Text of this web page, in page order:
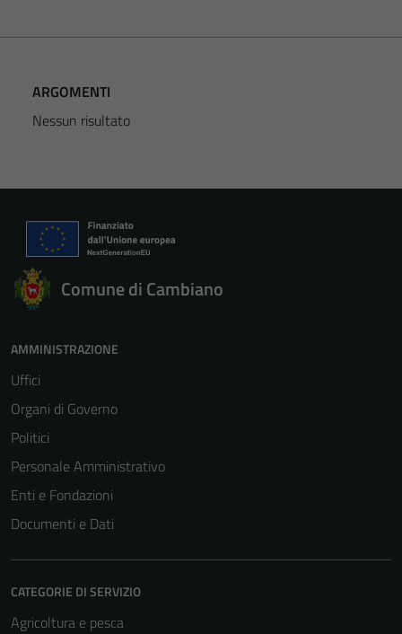
ARGOMENTI
Nessun risultato
Comune di Cambiano
AMMINISTRAZIONE
Uffici
Organi di Governo
Politici
Personale Amministrativo
Enti e Fondazioni
Documenti e Dati
CATEGORIE DI SERVIZIO
Agricoltura e pesca